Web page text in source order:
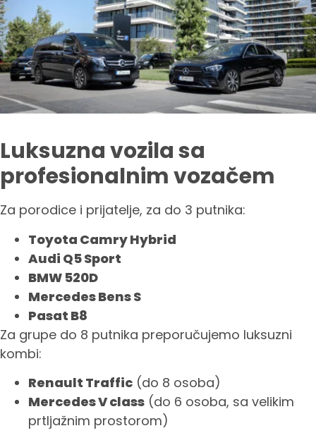
Luksuzna vozila sa
profesionalnim vozačem
Za porodice i prijatelje, za do 3 putnika:
Toyota Camry Hybrid
Audi Q5 Sport
BMW 520D
Mercedes Bens S
Pasat B8
Za grupe do 8 putnika preporučujemo luksuzni
kombi:
Renault Traffic (do 8 osoba)
Mercedes V class (do 6 osoba, sa velikim
prtljažnim prostorom)